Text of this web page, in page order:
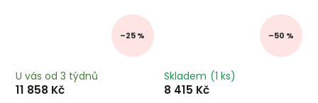
–25 %
U vás od 3 týdnů
11 858 Kč
–50 %
Skladem (1 ks)
8 415 Kč